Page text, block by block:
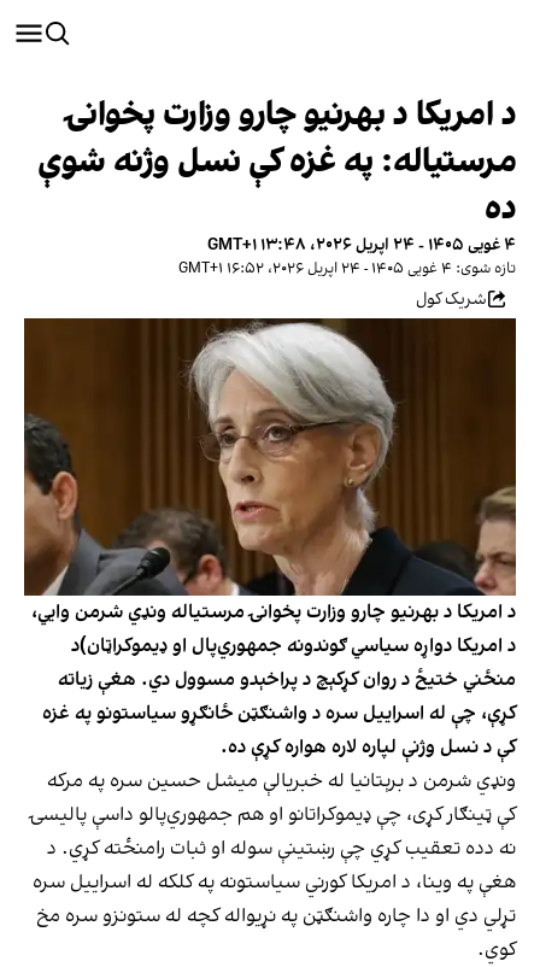
د امریکا د بهرنیو چارو وزارت پخوانۍ
مرستیاله: په غزه کې نسل وژنه شوې
ده
۴ غویی ۱۴۰۵ - ۲۴ اپریل ۲۰۲۶، ۱۳:۴۸ GMT+۱
تازه شوی: ۴ غویی ۱۴۰۵ - ۲۴ اپریل ۲۰۲۶، ۱۶:۵۲ GMT+۱
شریک کول
د امریکا د بهرنیو چارو وزارت پخوانۍ مرستیاله ونډي شرمن وایي،
د امریکا دواړه سیاسي ګوندونه جمهوري‌پال او ډیموکراټان)د
منځني ختیځ د روان کړکېچ د پراخېدو مسوول دي. هغې زیاته
کړې، چې له اسراییل سره د واشنګټن ځانګړو سیاستونو په غزه
کې د نسل وژنې لپاره لاره هواره کړې ده.
ونډي شرمن د برېتانیا له خبریالې میشل حسین سره په مرکه
کې ټینګار کړی، چې ډیموکراتانو او هم جمهوري‌پالو داسې پالیسۍ
نه دده تعقیب کړي چې رښتینې سوله او ثبات رامنځته کړي. د
هغې په وینا، د امریکا کورني سیاستونه په کلکه له اسراییل سره
تړلي دي او دا چاره واشنګټن په نړیواله کچه له ستونزو سره مخ
کوي.